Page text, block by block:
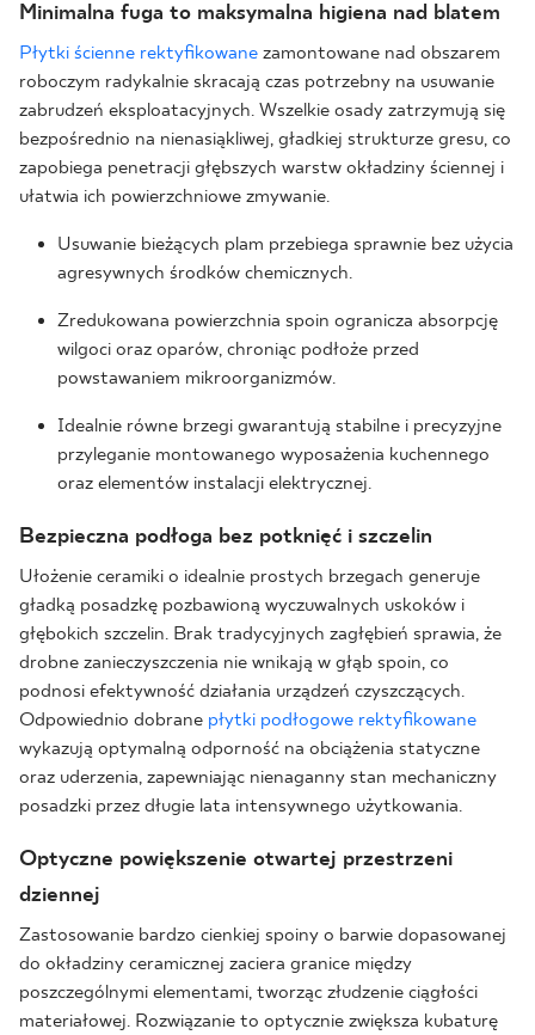
Minimalna fuga to maksymalna higiena nad blatem
Płytki ścienne rektyfikowane zamontowane nad obszarem
roboczym radykalnie skracają czas potrzebny na usuwanie
zabrudzeń eksploatacyjnych. Wszelkie osady zatrzymują się
bezpośrednio na nienasiąkliwej, gładkiej strukturze gresu, co
zapobiega penetracji głębszych warstw okładziny ściennej i
ułatwia ich powierzchniowe zmywanie.
Usuwanie bieżących plam przebiega sprawnie bez użycia
agresywnych środków chemicznych.
Zredukowana powierzchnia spoin ogranicza absorpcję
wilgoci oraz oparów, chroniąc podłoże przed
powstawaniem mikroorganizmów.
Idealnie równe brzegi gwarantują stabilne i precyzyjne
przyleganie montowanego wyposażenia kuchennego
oraz elementów instalacji elektrycznej.
Bezpieczna podłoga bez potknięć i szczelin
Ułożenie ceramiki o idealnie prostych brzegach generuje
gładką posadzkę pozbawioną wyczuwalnych uskoków i
głębokich szczelin. Brak tradycyjnych zagłębień sprawia, że
drobne zanieczyszczenia nie wnikają w głąb spoin, co
podnosi efektywność działania urządzeń czyszczących.
Odpowiednio dobrane płytki podłogowe rektyfikowane
wykazują optymalną odporność na obciążenia statyczne
oraz uderzenia, zapewniając nienaganny stan mechaniczny
posadzki przez długie lata intensywnego użytkowania.
Optyczne powiększenie otwartej przestrzeni
dziennej
Zastosowanie bardzo cienkiej spoiny o barwie dopasowanej
do okładziny ceramicznej zaciera granice między
poszczególnymi elementami, tworząc złudzenie ciągłości
materiałowej. Rozwiązanie to optycznie zwiększa kubaturę